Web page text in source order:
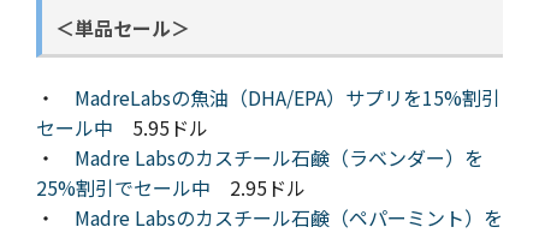
＜単品セール＞
・ MadreLabsの魚油（DHA/EPA）サプリを15%割引
セール中 5.95ドル
・ Madre Labsのカスチール石鹸（ラベンダー）を
25%割引でセール中 2.95ドル
・ Madre Labsのカスチール石鹸（ペパーミント）を